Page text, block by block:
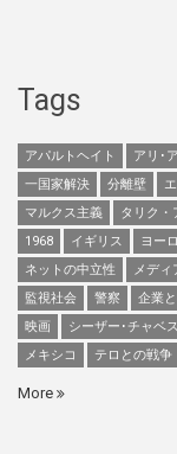
Tags
アパルトヘイト アリ･
一国家解決
分離壁
マルクス主義
タリク・
1968
イギリス ヨー
ネットの中立性
メディ
監視社会
警察 企業
映画
シーザー･チャベス
メキシコ
テロとの戦争
More